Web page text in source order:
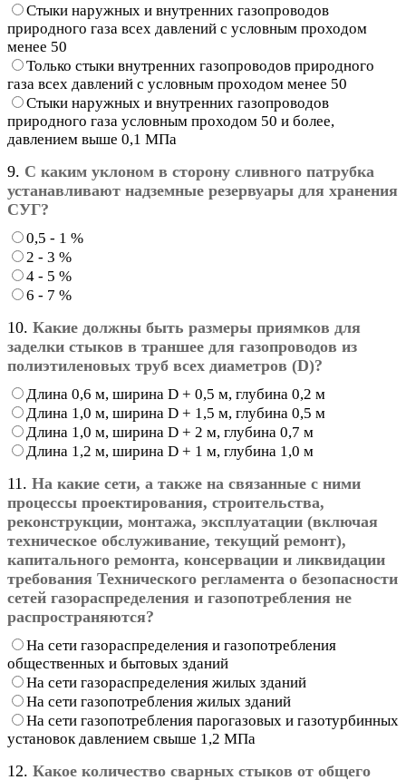
Стыки наружных и внутренних газопроводов
природного газа всех давлений с условным проходом
менее 50
Только стыки внутренних газопроводов природного
газа всех давлений с условным проходом менее 50
Стыки наружных и внутренних газопроводов
природного газа условным проходом 50 и более,
давлением выше 0,1 МПа
9. С каким уклоном в сторону сливного патрубка
устанавливают надземные резервуары для хранения
СУГ?
0,5 - 1 %
2 - 3 %
4 - 5 %
6 - 7 %
10. Какие должны быть размеры приямков для
заделки стыков в траншее для газопроводов из
полиэтиленовых труб всех диаметров (D)?
Длина 0,6 м, ширина D + 0,5 м, глубина 0,2 м
Длина 1,0 м, ширина D + 1,5 м, глубина 0,5 м
Длина 1,0 м, ширина D + 2 м, глубина 0,7 м
Длина 1,2 м, ширина D + 1 м, глубина 1,0 м
11. На какие сети, а также на связанные с ними
процессы проектирования, строительства,
реконструкции, монтажа, эксплуатации (включая
техническое обслуживание, текущий ремонт),
капитального ремонта, консервации и ликвидации
требования Технического регламента о безопасности
сетей газораспределения и газопотребления не
распространяются?
На сети газораспределения и газопотребления
общественных и бытовых зданий
На сети газораспределения жилых зданий
На сети газопотребления жилых зданий
На сети газопотребления парогазовых и газотурбинных
установок давлением свыше 1,2 МПа
12. Какое количество сварных стыков от общего